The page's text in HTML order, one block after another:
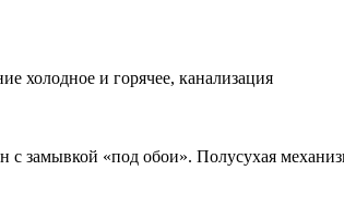
холодное и горячее, канализация
с замывкой «под обои». Полусухая